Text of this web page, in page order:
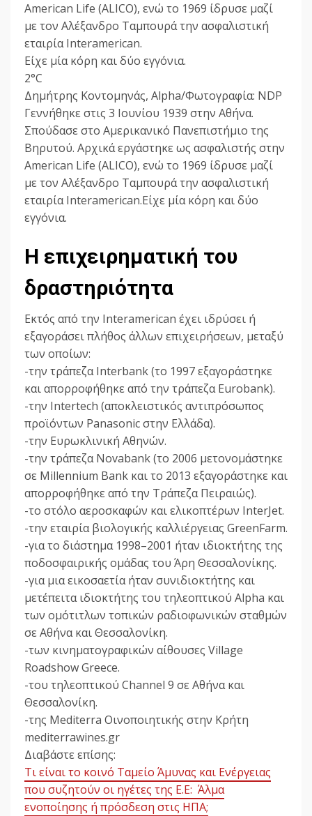
American Life (ALICO), ενώ το 1969 ίδρυσε μαζί
με τον Αλέξανδρο Ταμπουρά την ασφαλιστική
εταιρία Interamerican.
Είχε μία κόρη και δύο εγγόνια.
2°C
Δημήτρης Κοντομηνάς, Alpha/Φωτογραφία: NDP
Γεννήθηκε στις 3 Ιουνίου 1939 στην Αθήνα.
Σπούδασε στο Αμερικανικό Πανεπιστήμιο της
Βηρυτού. Αρχικά εργάστηκε ως ασφαλιστής στην
American Life (ALICO), ενώ το 1969 ίδρυσε μαζί
με τον Αλέξανδρο Ταμπουρά την ασφαλιστική
εταιρία Interamerican.Είχε μία κόρη και δύο
εγγόνια.
Η επιχειρηματική του
δραστηριότητα
Εκτός από την Interamerican έχει ιδρύσει ή
εξαγοράσει πλήθος άλλων επιχειρήσεων, μεταξύ
των οποίων:
-την τράπεζα Interbank (το 1997 εξαγοράστηκε
και απορροφήθηκε από την τράπεζα Eurobank).
-την Intertech (αποκλειστικός αντιπρόσωπος
προϊόντων Panasonic στην Ελλάδα).
-την Ευρωκλινική Αθηνών.
-την τράπεζα Novabank (το 2006 μετονομάστηκε
σε Millennium Bank και το 2013 εξαγοράστηκε και
απορροφήθηκε από την Τράπεζα Πειραιώς).
-το στόλο αεροσκαφών και ελικοπτέρων InterJet.
-την εταιρία βιολογικής καλλιέργειας GreenFarm.
-για το διάστημα 1998–2001 ήταν ιδιοκτήτης της
ποδοσφαιρικής ομάδας του Άρη Θεσσαλονίκης.
-για μια εικοσαετία ήταν συνιδιοκτήτης και
μετέπειτα ιδιοκτήτης του τηλεοπτικού Alpha και
των ομότιτλων τοπικών ραδιοφωνικών σταθμών
σε Αθήνα και Θεσσαλονίκη.
-των κινηματογραφικών αίθουσες Village
Roadshow Greece.
-του τηλεοπτικού Channel 9 σε Αθήνα και
Θεσσαλονίκη.
-της Mediterra Οινοποιητικής στην Κρήτη
mediterrawines.gr
Διαβάστε επίσης:
Τι είναι το κοινό Ταμείο Άμυνας και Ενέργειας
που συζητούν οι ηγέτες της Ε.Ε: Άλμα
ενοποίησης ή πρόσδεση στις ΗΠΑ;